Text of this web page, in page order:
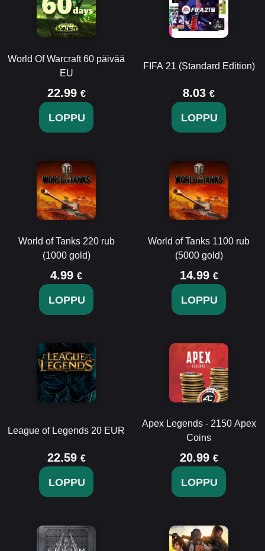
World Of Warcraft 60 päivää
EU
22.99 €
LOPPU
FIFA 21 (Standard Edition)
8.03 €
LOPPU
World of Tanks 220 rub
(1000 gold)
4.99 €
LOPPU
World of Tanks 1100 rub
(5000 gold)
14.99 €
LOPPU
League of Legends 20 EUR
22.59 €
LOPPU
Apex Legends - 2150 Apex
Coins
20.99 €
LOPPU